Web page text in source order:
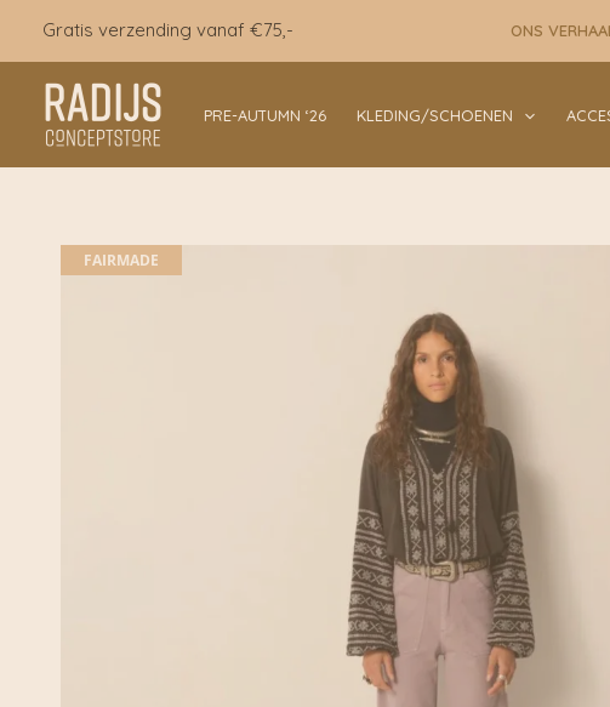
inhoud
Gratis verzending vanaf €75,- ONS VERHAAL
PRE-AUTUMN ‘26 KLEDING/SCHOENEN
FAIRMADE